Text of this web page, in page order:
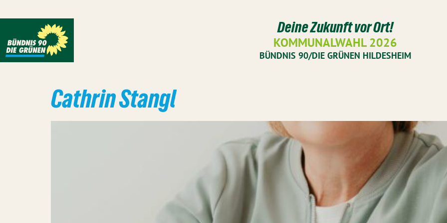
Deine Zukunft vor Ort!
KOMMUNALWAHL 2026
BÜNDNIS 90/DIE GRÜNEN HILDESHEIM
Cathrin Stangl